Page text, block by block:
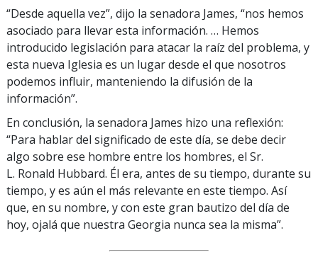
“Desde aquella vez”, dijo la senadora James, “nos hemos
asociado para llevar esta información. … Hemos
introducido legislación para atacar la raíz del problema, y
esta nueva Iglesia es un lugar desde el que nosotros
podemos influir, manteniendo la difusión de la
información”.
En conclusión, la senadora James hizo una reflexión:
“Para hablar del significado de este día, se debe decir
algo sobre ese hombre entre los hombres, el Sr.
L. Ronald Hubbard. Él era, antes de su tiempo, durante su
tiempo, y es aún el más relevante en este tiempo. Así
que, en su nombre, y con este gran bautizo del día de
hoy, ojalá que nuestra Georgia nunca sea la misma”.